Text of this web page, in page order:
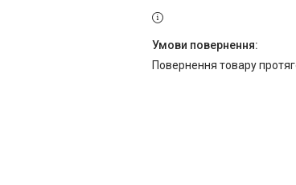
повернення товару